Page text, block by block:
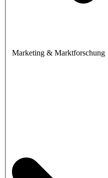
Marketing & Marktforschung